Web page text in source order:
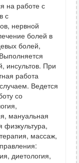
на работе с
с
нервной
болей в
болей,
инсультов. При
работа
Ведется
со
мануальная
массаж,
диетология,